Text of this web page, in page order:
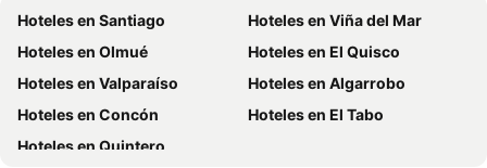
Hoteles en Santiago
Hoteles en Viña del Mar
Hoteles en Olmué
Hoteles en El Quisco
Hoteles en Valparaíso
Hoteles en Algarrobo
Hoteles en Concón
Hoteles en El Tabo
Hoteles en Quintero